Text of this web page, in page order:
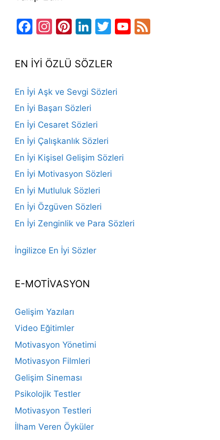
Facebook
Instagram
Pinterest
LinkedIn
TwitterYouTube
EN İYİ ÖZLÜ SÖZLER
En İyi Aşk ve Sevgi Sözleri
En İyi Başarı Sözleri
En İyi Cesaret Sözleri
En İyi Çalışkanlık Sözleri
En İyi Kişisel Gelişim Sözleri
En İyi Motivasyon Sözleri
En İyi Mutluluk Sözleri
En İyi Özgüven Sözleri
En İyi Zenginlik ve Para Sözleri
İngilizce En İyi Sözler
E-MOTİVASYON
Gelişim Yazıları
Video Eğitimler
Motivasyon Yönetimi
Motivasyon Filmleri
Gelişim Sineması
Psikolojik Testler
Motivasyon Testleri
İlham Veren Öyküler